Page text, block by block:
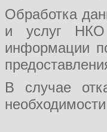
Обработка
и услуг НКО
информации
В случае